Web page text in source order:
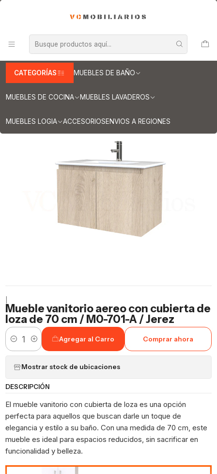
CATEGORÍAS MUEBLES DE BAÑO
MUEBLES DE COCINA MUEBLES LAVADEROS
MUEBLES LOGIA ACCESORIOSENVIOS A REGIONES
Muebles vanitorio aereo - simple
Mueble vanitorios aereo - simple de loza
Muebles vanitorios aereo simple de loza / 70 cm
Mueble vanitorio aereo con cubierta de loza de 70 cm / M0-701-A
Mueble vanitorio aereo con cubierta de
loza de 70 cm / M0-701-A / Jerez
Cantidad
Agregar al Carro Comprar ahora
Mostrar stock de ubicaciones
DESCRIPCIÓN
El mueble vanitorio con cubierta de loza es una opción
perfecta para aquellos que buscan darle un toque de
elegancia y estilo a su baño. Con una medida de 70 cm, este
mueble es ideal para espacios reducidos, sin sacrificar en
funcionalidad y belleza.